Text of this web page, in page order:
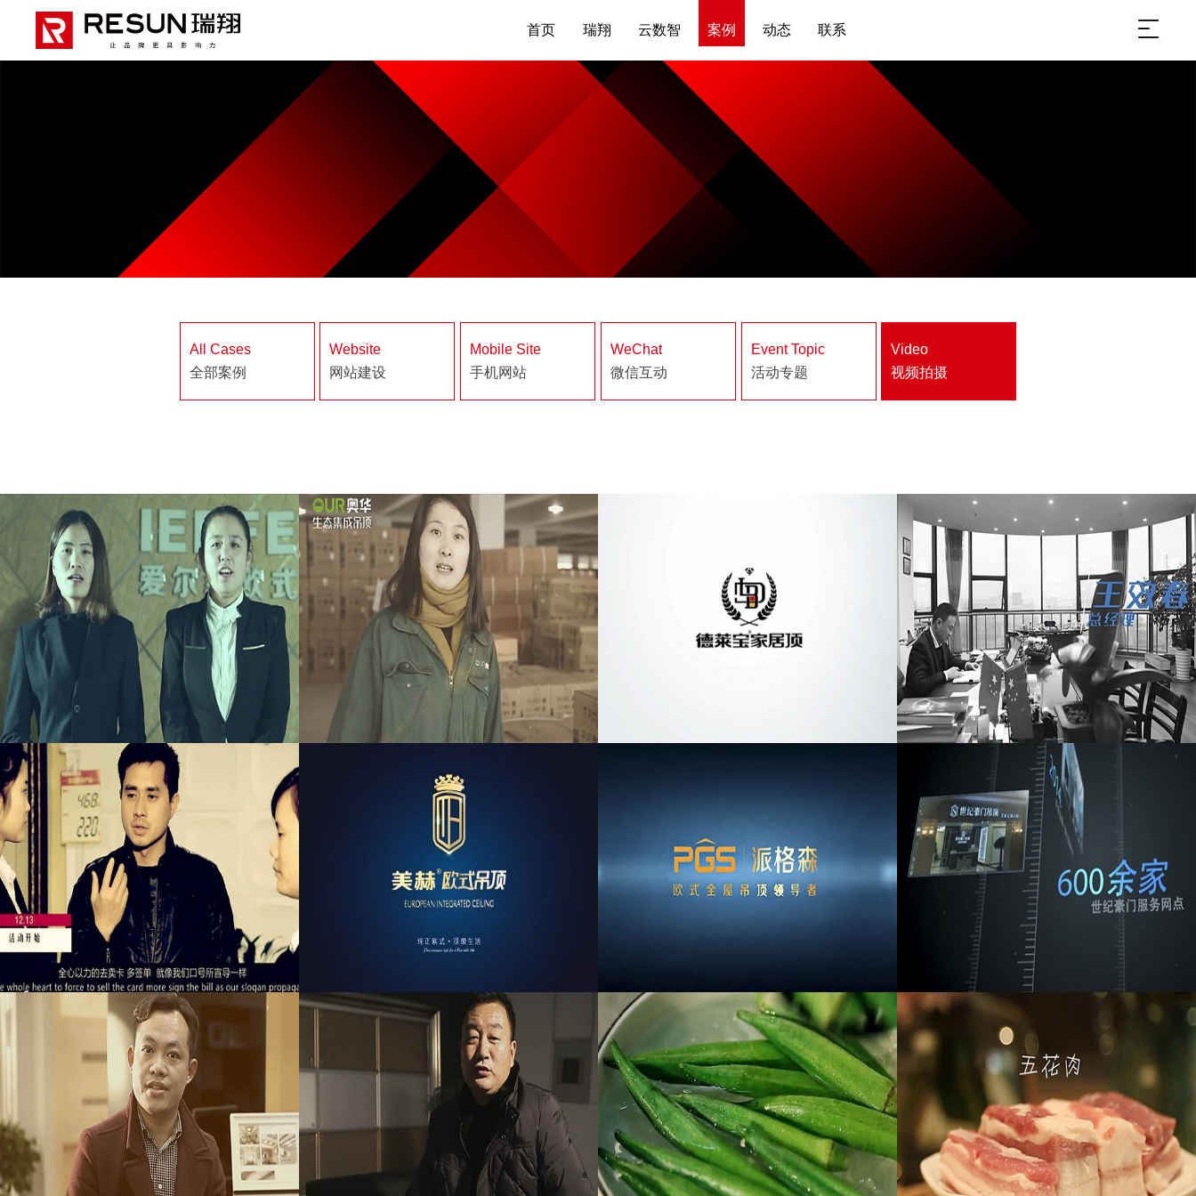
首页 瑞翔 云数智 案例 动态 联系
All Cases
全部案例
Website
网站建设
Mobile Site
手机网站
WeChat
微信互动
Event Topic
活动专题
Video
视频拍摄